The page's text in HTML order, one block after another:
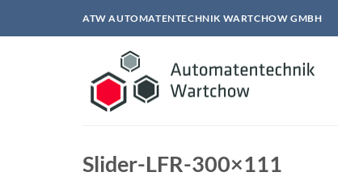
ATW AUTOMATENTECHNIK WARTCHOW GMBH
Slider-LFR-300×111